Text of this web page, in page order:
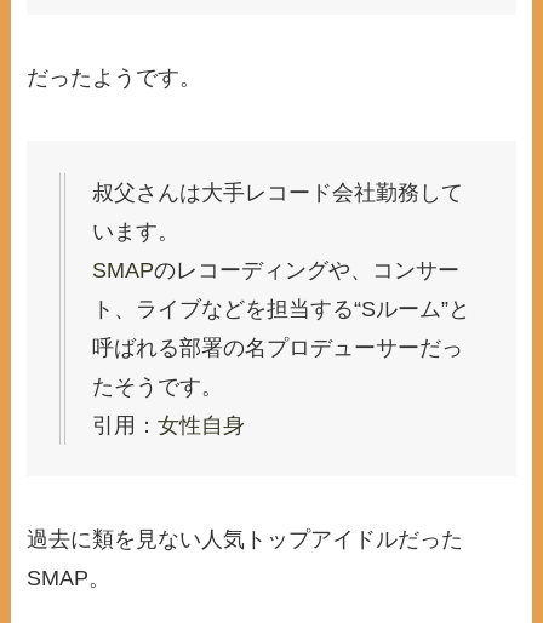
だったようです。
叔父さんは大手レコード会社勤務して
います。
SMAPのレコーディングや、コンサー
ト、ライブなどを担当する“Sルーム”と
呼ばれる部署の名プロデューサーだっ
たそうです。
引用：女性自身
過去に類を見ない人気トップアイドルだった
SMAP。